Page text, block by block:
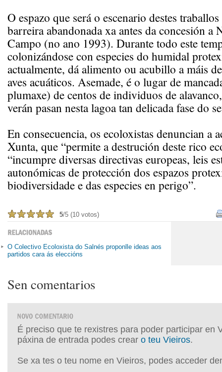
O espazo que será o escenario destes
barreira abandonada xa antes da concesión a
Campo (no ano 1993). Durante todo este
colonizándose con especies do humidal
actualmente, dá alimento ou acubillo a máis
aves acuáticos. Asemade, é o lugar de
plumaxe) de centos de individuos de
verán pasan nesta lagoa tan delicada fase do
En consecuencia, os ecoloxistas denuncian a
Xunta, que “permite a destrución deste rico
“incumpre diversas directivas europeas, leis
autonómicas de protección dos espazos
biodiversidade e das especies en perigo”.
5/5 (10 votos)
O Colectivo Ecoloxista do Salnés proponlle ideas aos
partidos cara ás eleccións
Sen comentarios
É preciso que te rexistres para poder participar en
páxina de entrada podes crear o teu Vieiros.
Se xa tes o teu nome en Vieiros, podes acceder